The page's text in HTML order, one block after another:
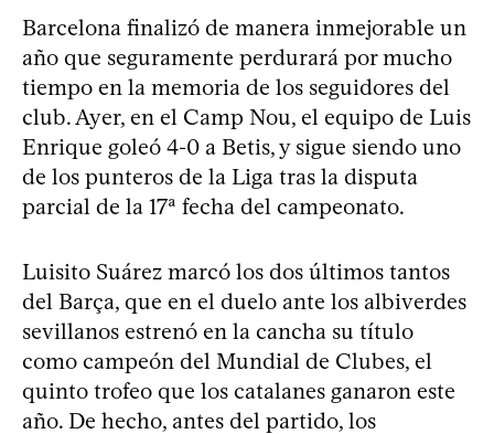
Barcelona finalizó de manera inmejorable un
año que seguramente perdurará por mucho
tiempo en la memoria de los seguidores del
club. Ayer, en el Camp Nou, el equipo de Luis
Enrique goleó 4-0 a Betis, y sigue siendo uno
de los punteros de la Liga tras la disputa
parcial de la 17ª fecha del campeonato.
Luisito Suárez marcó los dos últimos tantos
del Barça, que en el duelo ante los albiverdes
sevillanos estrenó en la cancha su título
como campeón del Mundial de Clubes, el
quinto trofeo que los catalanes ganaron este
año. De hecho, antes del partido, los